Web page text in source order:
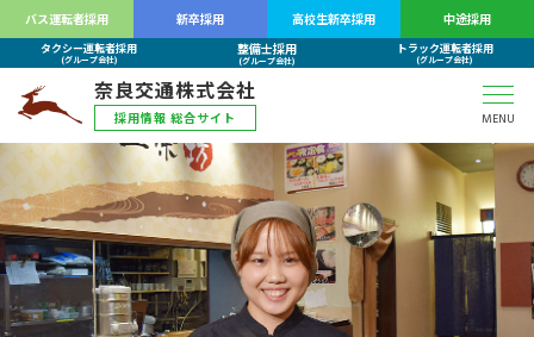
MENU
奈良交通株式会社
採用情報 総合サイト
バス運転者採用 新卒採用 高校生新卒採用 中途採用
タクシー運転者採用
(グループ会社)
整備士採用
(グループ会社)
トラック運転者採用
(グループ会社)